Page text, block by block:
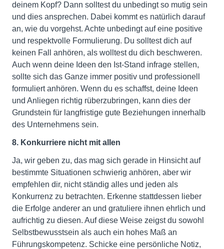
deinem Kopf? Dann solltest du unbedingt so mutig sein
und dies ansprechen. Dabei kommt es natürlich darauf
an, wie du vorgehst. Achte unbedingt auf eine positive
und respektvolle Formulierung. Du solltest dich auf
keinen Fall anhören, als wolltest du dich beschweren.
Auch wenn deine Ideen den Ist-Stand infrage stellen,
sollte sich das Ganze immer positiv und professionell
formuliert anhören. Wenn du es schaffst, deine Ideen
und Anliegen richtig rüberzubringen, kann dies der
Grundstein für langfristige gute Beziehungen innerhalb
des Unternehmens sein.
8. Konkurriere nicht mit allen
Ja, wir geben zu, das mag sich gerade in Hinsicht auf
bestimmte Situationen schwierig anhören, aber wir
empfehlen dir, nicht ständig alles und jeden als
Konkurrenz zu betrachten. Erkenne stattdessen lieber
die Erfolge anderer an und gratuliere ihnen ehrlich und
aufrichtig zu diesen. Auf diese Weise zeigst du sowohl
Selbstbewusstsein als auch ein hohes Maß an
Führungskompetenz. Schicke eine persönliche Notiz,